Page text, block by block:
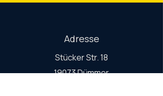
Adresse
Stücker Str. 18
19073 Dümmer